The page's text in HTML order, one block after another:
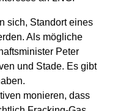
sich, Standort eines
Als mögliche
Peter
und Stade. Es gibt
monieren, dass